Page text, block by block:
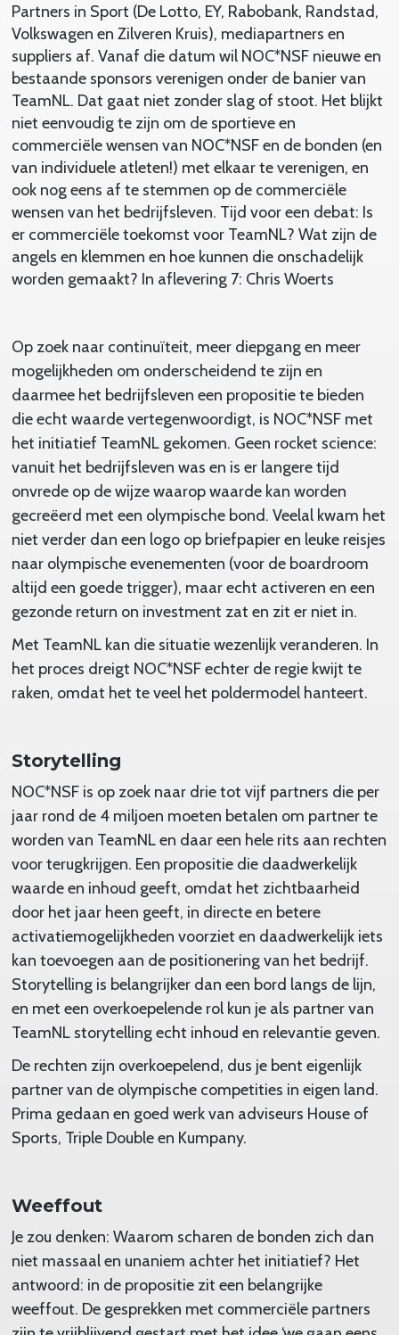
Partners in Sport (De Lotto, EY, Rabobank, Randstad,
Volkswagen en Zilveren Kruis), mediapartners en
suppliers af. Vanaf die datum wil NOC*NSF nieuwe en
bestaande sponsors verenigen onder de banier van
TeamNL. Dat gaat niet zonder slag of stoot. Het blijkt
niet eenvoudig te zijn om de sportieve en
commerciële wensen van NOC*NSF en de bonden (en
van individuele atleten!) met elkaar te verenigen, en
ook nog eens af te stemmen op de commerciële
wensen van het bedrijfsleven. Tijd voor een debat: Is
er commerciële toekomst voor TeamNL? Wat zijn de
angels en klemmen en hoe kunnen die onschadelijk
worden gemaakt? In aflevering 7: Chris Woerts
Op zoek naar continuïteit, meer diepgang en meer
mogelijkheden om onderscheidend te zijn en
daarmee het bedrijfsleven een propositie te bieden
die echt waarde vertegenwoordigt, is NOC*NSF met
het initiatief TeamNL gekomen. Geen rocket science:
vanuit het bedrijfsleven was en is er langere tijd
onvrede op de wijze waarop waarde kan worden
gecreëerd met een olympische bond. Veelal kwam het
niet verder dan een logo op briefpapier en leuke reisjes
naar olympische evenementen (voor de boardroom
altijd een goede trigger), maar echt activeren en een
gezonde return on investment zat en zit er niet in.
Met TeamNL kan die situatie wezenlijk veranderen. In
het proces dreigt NOC*NSF echter de regie kwijt te
raken, omdat het te veel het poldermodel hanteert.
Storytelling
NOC*NSF is op zoek naar drie tot vijf partners die per
jaar rond de 4 miljoen moeten betalen om partner te
worden van TeamNL en daar een hele rits aan rechten
voor terugkrijgen. Een propositie die daadwerkelijk
waarde en inhoud geeft, omdat het zichtbaarheid
door het jaar heen geeft, in directe en betere
activatiemogelijkheden voorziet en daadwerkelijk iets
kan toevoegen aan de positionering van het bedrijf.
Storytelling is belangrijker dan een bord langs de lijn,
en met een overkoepelende rol kun je als partner van
TeamNL storytelling echt inhoud en relevantie geven.
De rechten zijn overkoepelend, dus je bent eigenlijk
partner van de olympische competities in eigen land.
Prima gedaan en goed werk van adviseurs House of
Sports, Triple Double en Kumpany.
Weeffout
Je zou denken: Waarom scharen de bonden zich dan
niet massaal en unaniem achter het initiatief? Het
antwoord: in de propositie zit een belangrijke
weeffout. De gesprekken met commerciële partners